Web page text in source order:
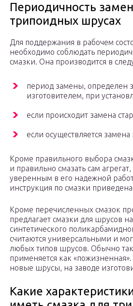
Периодичность
трипоидных шрусах
Для поддержания в рабочем
необходимо соблюдать
смазки. Она производится в
период замены, определен
изготовителем, при
если происходит замена
если осуществляется
Кроме правильного выбора
и правильно смазать сам
уверенным в его надежной
инструкция по смазки
Кроме перечисленных смазок
предлагает смазки для шрусов
синтетического
считаются универсальными и
любых типов шрусов. Обычно
применяется как
новые шрусы, на заводе
Какие